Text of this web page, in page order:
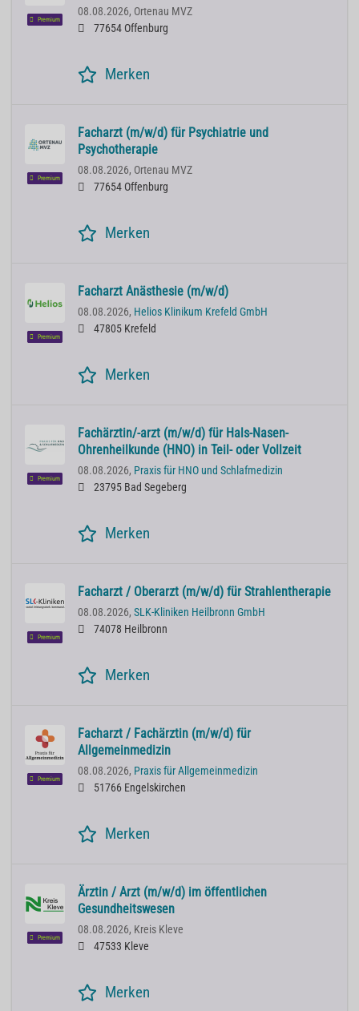
Premium
08.08.2026, Ortenau MVZ
77654 Offenburg
Merken
Premium
Facharzt (m/w/d) für Psychiatrie und
Psychotherapie
08.08.2026, Ortenau MVZ
77654 Offenburg
Merken
Premium
Facharzt Anästhesie (m/w/d)
08.08.2026, Helios Klinikum Krefeld GmbH
47805 Krefeld
Merken
Premium
Fachärztin/-arzt (m/w/d) für Hals-Nasen-
Ohrenheilkunde (HNO) in Teil- oder Vollzeit
08.08.2026, Praxis für HNO und Schlafmedizin
23795 Bad Segeberg
Merken
Premium
Facharzt / Oberarzt (m/w/d) für Strahlentherapie
08.08.2026, SLK-Kliniken Heilbronn GmbH
74078 Heilbronn
Merken
Premium
Facharzt / Fachärztin (m/w/d) für
Allgemeinmedizin
08.08.2026, Praxis für Allgemeinmedizin
51766 Engelskirchen
Merken
Premium
Ärztin / Arzt (m/w/d) im öffentlichen
Gesundheitswesen
08.08.2026, Kreis Kleve
47533 Kleve
Merken